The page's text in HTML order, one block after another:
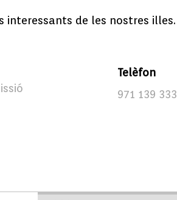
interessants de les nostres illes.
Telèfon
971 139 333